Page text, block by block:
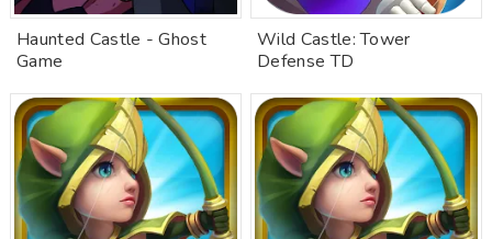
Haunted Castle - Ghost
Game
Wild Castle: Tower
Defense TD